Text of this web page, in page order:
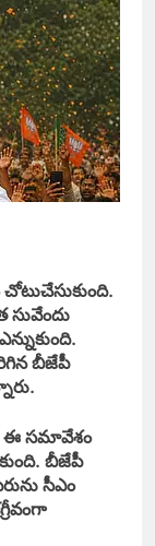
బీజేపీ
ఈ సమావేశం
బీజేపీ
సీఎం